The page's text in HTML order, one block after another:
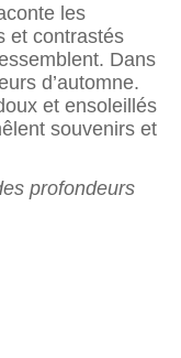
les
et contrastés
Dans
d’automne.
et ensoleillés
souvenirs et
profondeurs